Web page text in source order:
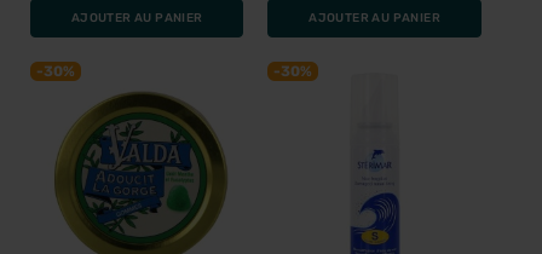
AJOUTER AU PANIER AJOUTER AU PANIER
-30% -30%